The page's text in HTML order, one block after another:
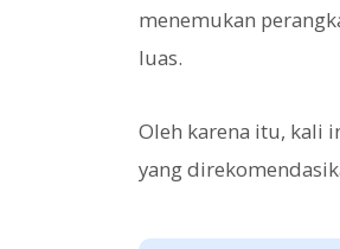
menemukan
luas.
Oleh karena itu, kali
yang